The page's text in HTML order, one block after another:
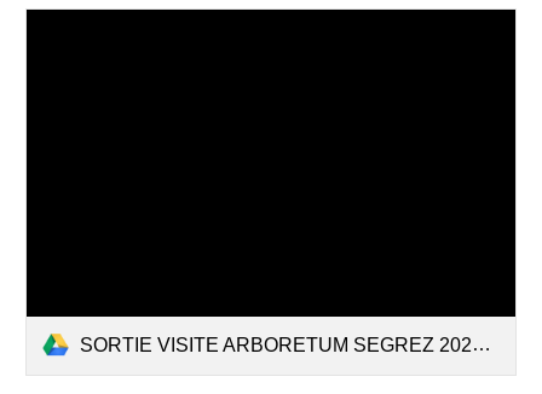
SORTIE VISITE ARBORETUM SEGREZ 2024.pdf